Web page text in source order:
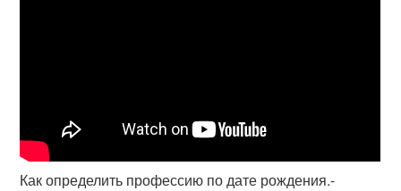
Как определить профессию по дате рождения.-